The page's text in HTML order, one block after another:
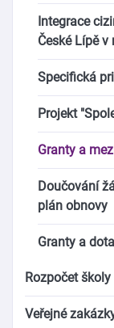
Integrace
České Lípě v
Specifická
Projekt
Granty a
Doučování
plán obnovy
Granty a
Rozpočet školy
Veřejné